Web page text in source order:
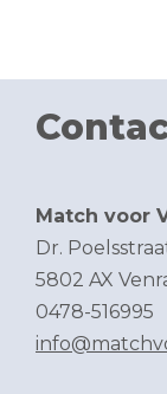
Match voor
Dr.
5802 AX
0478-516995